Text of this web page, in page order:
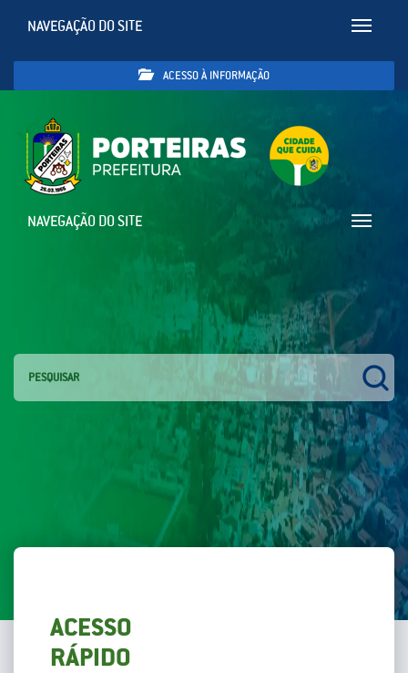
Toggle
NAVEGAÇÃO DO SITE
ACESSO À INFORMAÇÃO
Toggle
NAVEGAÇÃO DO SITE
ACESSO
RÁPIDO